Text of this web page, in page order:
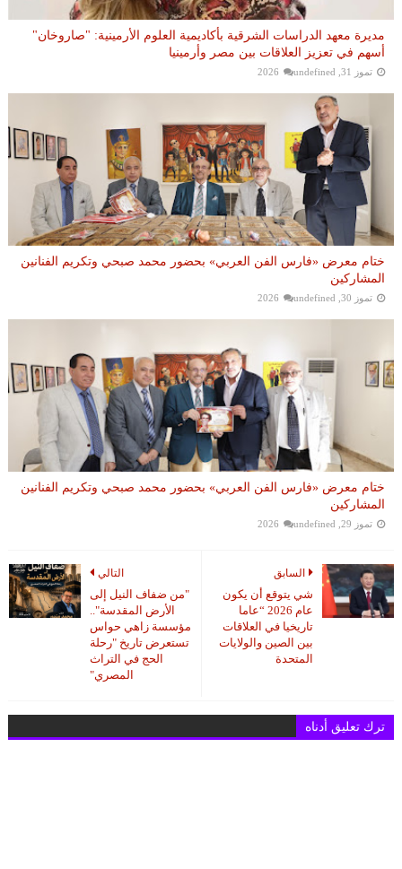
مديرة معهد الدراسات الشرقية بأكاديمية العلوم الأرمينية: "صاروخان"
أسهم في تعزيز العلاقات بين مصر وأرمينيا
تموز 31, 2026 undefined
ختام معرض «فارس الفن العربي» بحضور محمد صبحي وتكريم الفنانين
المشاركين
تموز 30, 2026 undefined
ختام معرض «فارس الفن العربي» بحضور محمد صبحي وتكريم الفنانين
المشاركين
تموز 29, 2026 undefined
التالي
"من ضفاف النيل إلى
الأرض المقدسة"..
مؤسسة زاهي حواس
تستعرض تاريخ "رحلة
الحج في التراث
المصري"
السابق
شي يتوقع أن يكون
عام 2026 “عاما
تاريخيا في العلاقات
بين الصين والولايات
المتحدة
ترك تعليق أدناه